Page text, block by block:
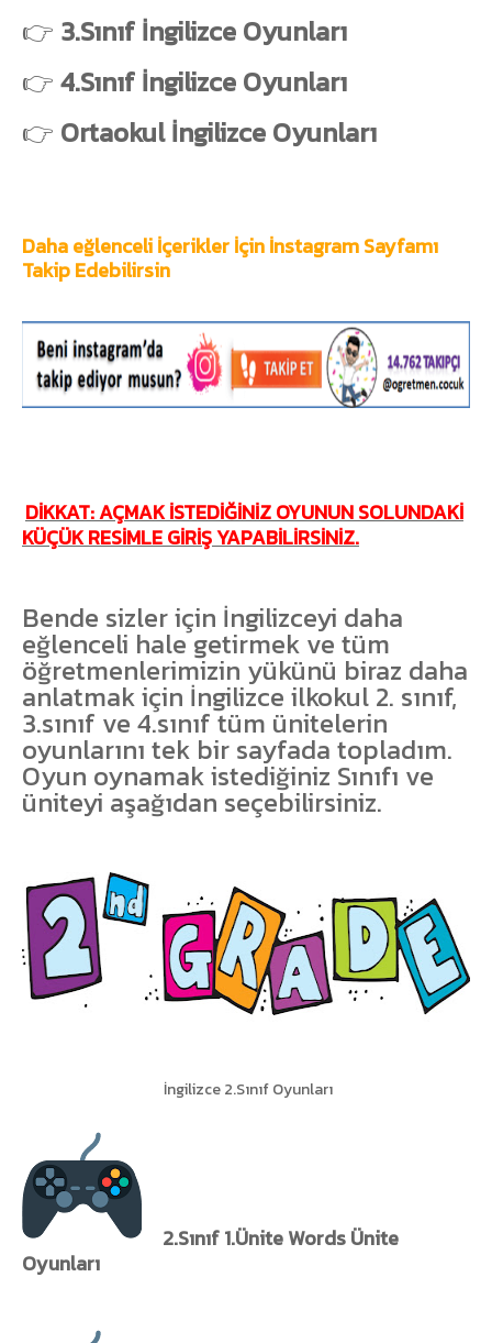
👉 3.Sınıf İngilizce Oyunları
👉 4.Sınıf İngilizce Oyunları
👉 Ortaokul İngilizce Oyunları
Daha eğlenceli İçerikler İçin İnstagram Sayfamı
Takip Edebilirsin
DİKKAT: AÇMAK İSTEDİĞİNİZ OYUNUN SOLUNDAKİ
KÜÇÜK RESİMLE GİRİŞ YAPABİLİRSİNİZ.
Bende sizler için İngilizceyi daha
eğlenceli hale getirmek ve tüm
öğretmenlerimizin yükünü biraz daha
anlatmak için İngilizce ilkokul 2. sınıf,
3.sınıf ve 4.sınıf tüm ünitelerin
oyunlarını tek bir sayfada topladım.
Oyun oynamak istediğiniz Sınıfı ve
üniteyi aşağıdan seçebilirsiniz.
İngilizce 2.Sınıf Oyunları
2.Sınıf 1.Ünite Words Ünite
Oyunları